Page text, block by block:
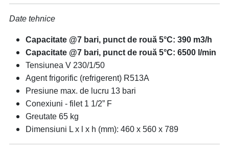
Date tehnice
Capacitate @7 bari, punct de rouă 5°C: 390 m3/h
Capacitate @7 bari, punct de rouă 5°C: 6500 l/min
Tensiunea V 230/1/50
Agent frigorific (refrigerent) R513A
Presiune max. de lucru 13 bari
Conexiuni - filet 1 1/2” F
Greutate 65 kg
Dimensiuni L x l x h (mm): 460 x 560 x 789